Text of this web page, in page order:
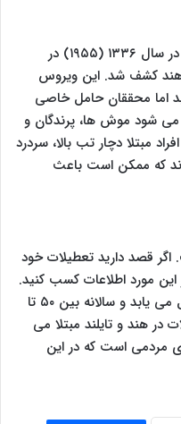
) در سال ۱۳۳۶ (۱۹۵۵) در
کشف شد. این ویروس
اما محققان حامل خاصی
می شود موش ها، پرندگان و
مبتلا دچار تب بالا، سردرد
که ممکن است باعث
قصد دارید تعطیلات خود
این مورد اطلاعات کسب کنید.
این ویروس توسط پشه ها انتقال می یابد و سالانه بین ۵۰ تا
در هند و تایلند مبتلا می
مردمی است که در این